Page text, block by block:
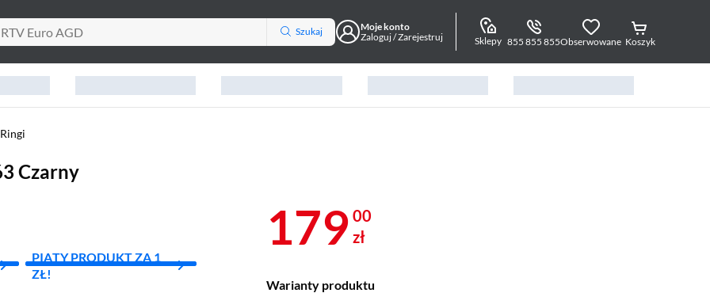
Szukaj
Moje konto
Zaloguj / Zarejestruj
Sklepy 855 855 855Obserwowane Koszyk
Czarny
PIĄTY PRODUKT ZA 1
ZŁ!
179 00
zł
Warianty produktu